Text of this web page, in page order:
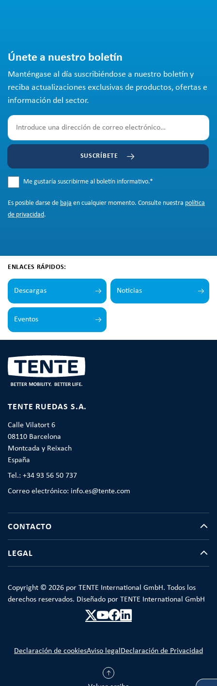
Únete a nuestro boletín
Manténgase al día suscribiéndose a nuestro boletín y
reciba actualizaciones exclusivas de productos, ofertas e
información del sector.
SUSCRÍBETE
Me gustaría suscribirme al boletín informativo.*
Es posible darse de baja en cualquier momento. Consulte nuestra política
de privacidad.
ENLACES RÁPIDOS:
Descargas Noticias
Eventos
TENTE RUEDAS S.A.
Calle Vilatort 6
08110 Barcelona
Montcada y Reixach
España
Tel.: +34 93 56 50 737
Correo electrónico: info.es@tente.com
CONTACTO
LEGAL
Copyright © 2026 por TENTE International GmbH. Todos los
derechos reservados. Diseñado por TENTE International GmbH
Declaración de cookiesAviso legalDeclaración de Privacidad